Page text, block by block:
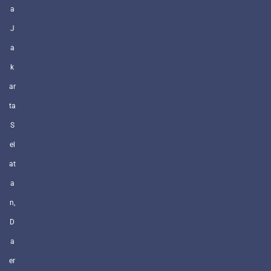
a
J
a
k
ar
ta
S
el
at
a
n,
D
a
er